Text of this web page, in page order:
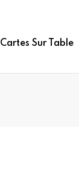
Cartes Sur Table